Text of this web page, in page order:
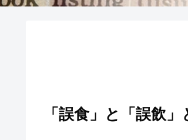
「誤食」と「誤飲